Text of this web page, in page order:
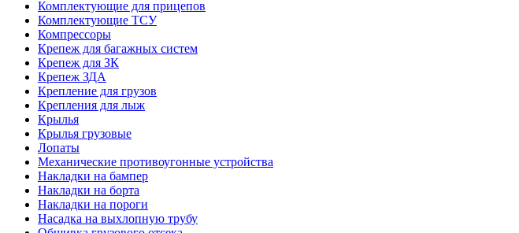
Комплектующие для прицепов
Комплектующие ТСУ
Компрессоры
Крепеж для багажных систем
Крепеж для ЗК
Крепеж ЗДА
Крепление для грузов
Крепления для лыж
Крылья
Крылья грузовые
Лопаты
Механические противоугонные устройства
Накладки на бампер
Накладки на борта
Накладки на пороги
Насадка на выхлопную трубу